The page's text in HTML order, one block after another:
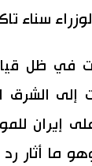
سناء
في ظل قيام
إلى
إيران
وهو ما أثار